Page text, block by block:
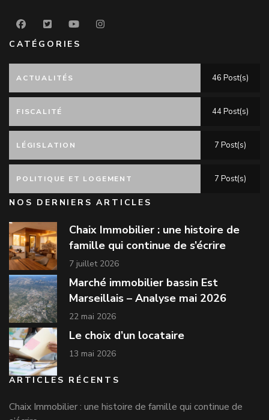
CATÉGORIES
ACTUALITÉS 46 Post(s)
FISCALITÉ 44 Post(s)
LÉGISLATION 7 Post(s)
POLITIQUE ET LOGEMENT 7 Post(s)
NOS DERNIERS ARTICLES
Chaix Immobilier : une histoire de
famille qui continue de s’écrire
7 juillet 2026
Marché immobilier bassin Est
Marseillais – Analyse mai 2026
22 mai 2026
Le choix d’un locataire
13 mai 2026
ARTICLES RÉCENTS
Chaix Immobilier : une histoire de famille qui continue de